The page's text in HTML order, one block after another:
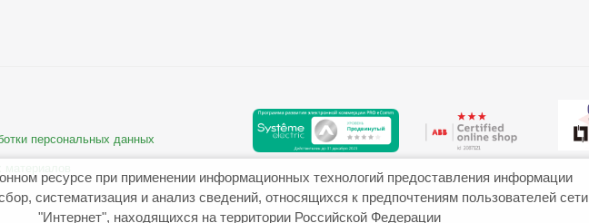
персональных данных
ресурсе при применении информационных технологий предоставления информации
систематизация и анализ сведений, относящихся к предпочтениям пользователей сети
"Интернет", находящихся на территории Российской Федерации